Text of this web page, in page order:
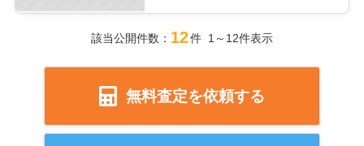
該当公開件数： 12件 1～12件表示
無料査定を依頼する